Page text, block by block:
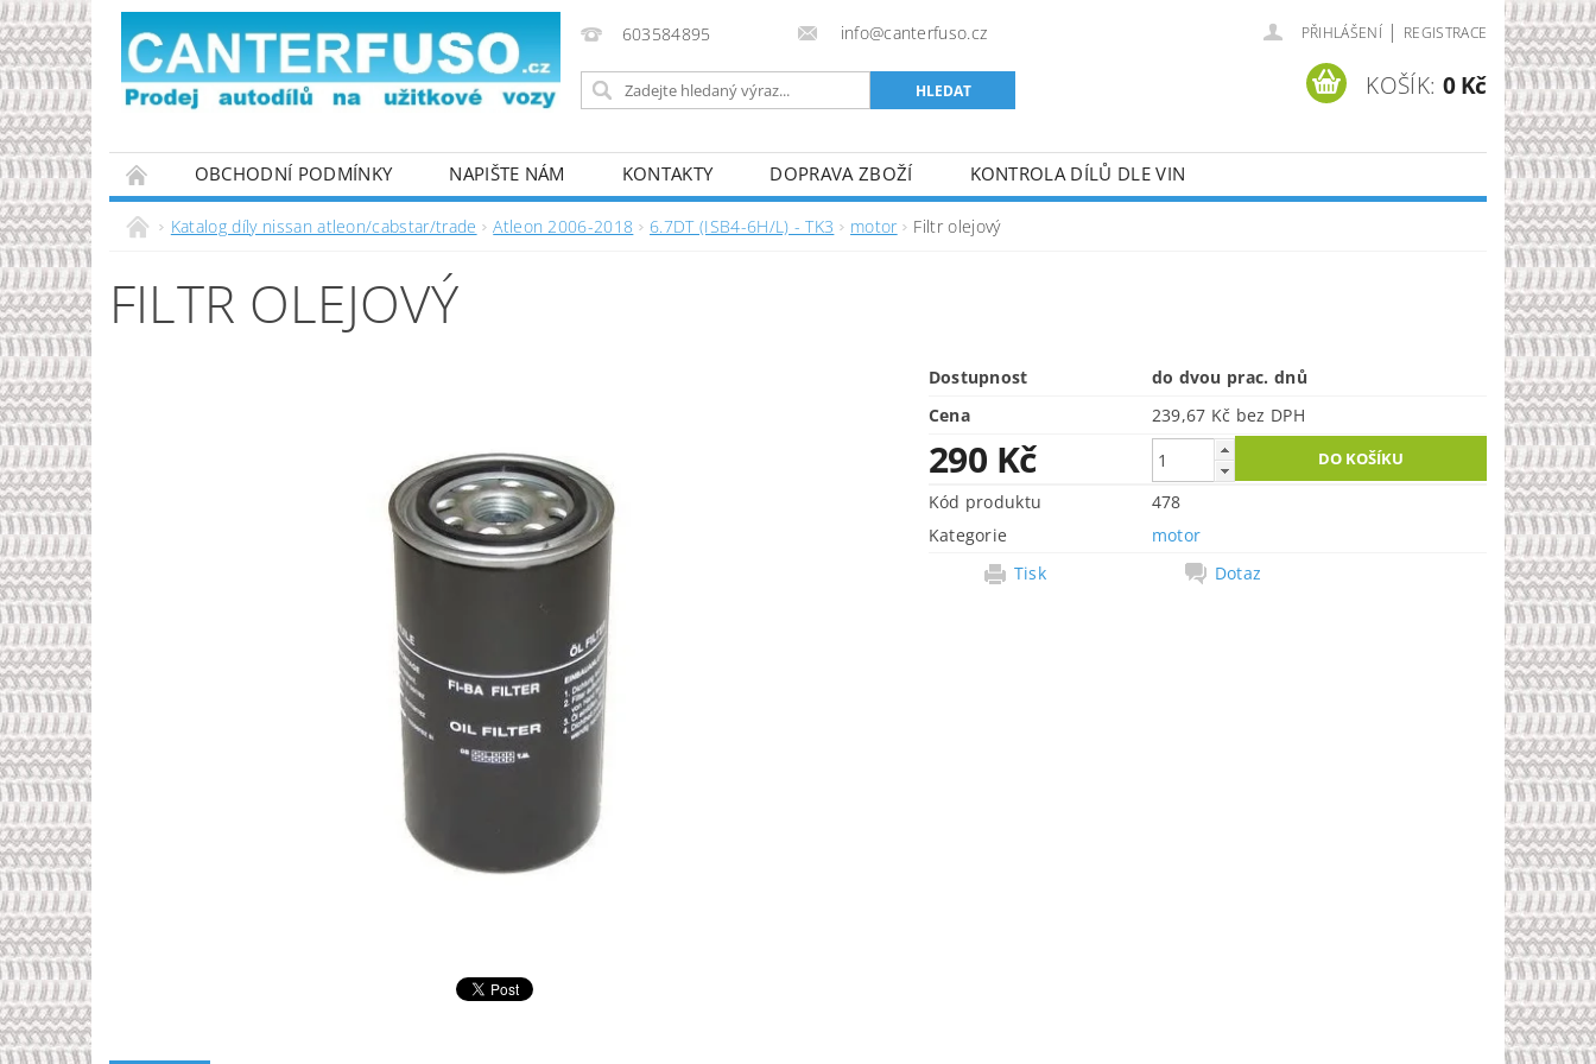
603584895 info@canterfuso.cz PŘIHLÁŠENÍ | REGISTRACE
KOŠÍK: 0 Kč
OBCHODNÍ PODMÍNKY NAPIŠTE NÁM KONTAKTY DOPRAVA ZBOŽÍ
KONTROLA DÍLŮ DLE VIN
PODMÍNKY OCHRANY OSOBNÍCH ÚDAJŮ
Katalog díly nissan atleon/cabstar/trade Atleon 2006-2018 6.7DT (ISB4-6H/L) - TK3 motor Filtr olejový
FILTR OLEJOVÝ
Dostupnost
do dvou prac. dnů
Cena
239,67 Kč bez DPH
290 Kč
Kód produktu
478
Kategorie
motor
Tisk
Dotaz